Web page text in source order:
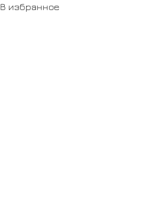
В избранное